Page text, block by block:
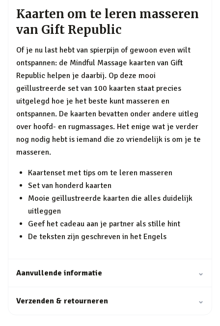
Kaarten om te leren masseren
van Gift Republic
Of je nu last hebt van spierpijn of gewoon even wilt
ontspannen: de Mindful Massage kaarten van Gift
Republic helpen je daarbij. Op deze mooi
geïllustreerde set van 100 kaarten staat precies
uitgelegd hoe je het beste kunt masseren en
ontspannen. De kaarten bevatten onder andere uitleg
over hoofd- en rugmassages. Het enige wat je verder
nog nodig hebt is iemand die zo vriendelijk is om je te
masseren.
Kaartenset met tips om te leren masseren
Set van honderd kaarten
Mooie geïllustreerde kaarten die alles duidelijk
uitleggen
Geef het cadeau aan je partner als stille hint
De teksten zijn geschreven in het Engels
Aanvullende informatie ⌄
Verzenden & retourneren ⌄